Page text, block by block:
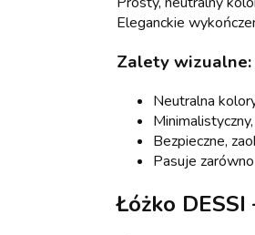
Eleganckie
Zalety wizualne:
Neutralna
Bezpieczne,
Pasuje
Łóżko